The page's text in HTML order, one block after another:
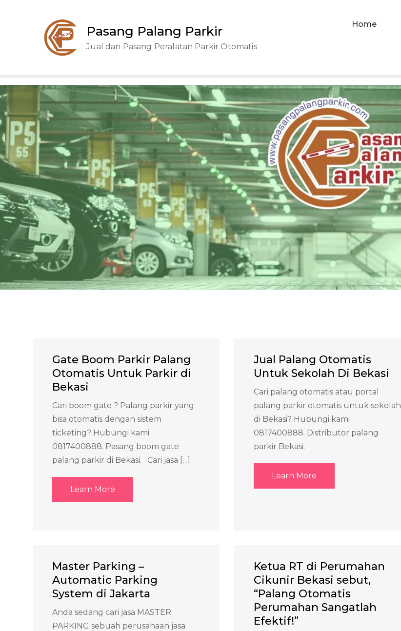
Pasang Palang Parkir
Jual dan Pasang Peralatan Parkir Otomatis
Home
Gate Boom Parkir Palang
Otomatis Untuk Parkir di
Bekasi
Cari boom gate ? Palang parkir yang
bisa otomatis dengan sistem
ticketing? Hubungi kami
0817400888. Pasang boom gate
palang parkir di Bekasi. Cari jasa […]
Learn More
Jual Palang Otomatis
Untuk Sekolah Di Bekasi
Cari palang otomatis atau portal
palang parkir otomatis untuk sekolah
di Bekasi? Hubungi kami
0817400888. Distributor palang
parkir Bekasi.
Learn More
Master Parking –
Automatic Parking
System di Jakarta
Anda sedang cari jasa MASTER
PARKING sebuah perusahaan jasa
Ketua RT di Perumahan
Cikunir Bekasi sebut,
“Palang Otomatis
Perumahan Sangatlah
Efektif!”